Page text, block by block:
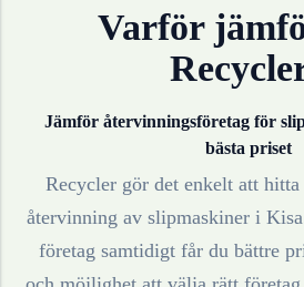
Varför
Jämför återvinningsföretag för
bästa priset
Recycler gör det enkelt att
återvinning av slipmaskiner i Kisa
företag samtidigt får du bättre